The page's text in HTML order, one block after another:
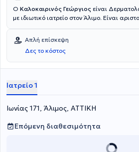
Ο Καλοκαιρινός Γεώργιος είναι
με ιδιωτικό ιατρείο στον Άλιμο. Είναι
εξειδικευθεί στο χώρο της
στην αντιμετώπιση κονδυλωμάτων και
πολυετή εμπειρία στον τομέα της
με μεγάλα νοσοκομεία της χώρας. Τέλος,
Απλή επίσκεψη
Δες το κόστος
Ιατρείο 1
Ιωνίας 171, Άλιμος, ΑΤΤΙΚΗ
Επόμενη διαθεσιμότητα